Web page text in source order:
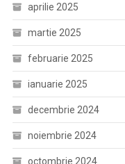
aprilie 2025
martie 2025
februarie 2025
ianuarie 2025
decembrie 2024
noiembrie 2024
octombrie 2024